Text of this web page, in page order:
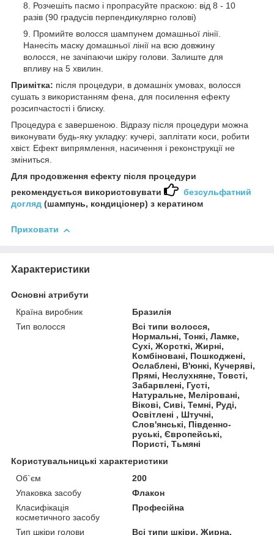
Розчешіть пасмо і пропрасуйте праскою: від 8 - 10
разів (90 градусів перпендикулярно голові)
Промийте волосся шампунем домашньої лінії.
Нанесіть маску домашньої лінії на всю довжину
волосся, не зачіпаючи шкіру голови. Залиште для
впливу на 5 хвилин.
Примітка: після процедури, в домашніх умовах, волосся
сушать з використанням фена, для посилення ефекту
розсипчастості і блиску.
Процедура є завершеною. Відразу після процедури можна
виконувати будь-яку укладку: кучері, заплітати коси, робити
хвіст. Ефект випрямлення, насичення і реконструкції не
зміниться.
Для продовження ефекту після процедури
рекомендується використовувати
безсульфатний
догляд (шампунь, кондиціонер) з кератином
Приховати
Характеристики
Основні атрибути
Країна виробник
Бразилія
Тип волосся
Всі типи волосся,
Нормальні, Тонкі, Ламке,
Сухі, Жорсткі, Жирні,
Комбіновані, Пошкоджені,
Ослаблені, В'юнкі, Кучеряві,
Прямі, Неслухняне, Товсті,
Забарвлені, Густі,
Натуральне, Меліровані,
Вікові, Сиві, Темні, Руді,
Освітлені , Штучні,
Слов'янські, Південно-
руські, Європейські,
Пористі, Тьмяні
Користувальницькі характеристики
Об`єм
200
Упаковка засобу
Флакон
Класифікація
косметичного засобу
Професійна
Тип шкіри голови Всі типи шкіри, Жирна,